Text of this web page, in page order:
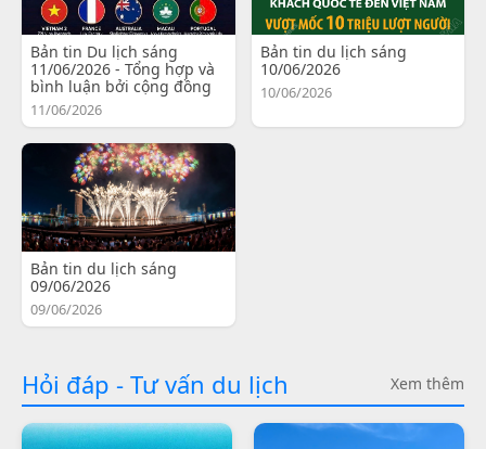
Bản tin Du lịch sáng
11/06/2026 - Tổng hợp và
bình luận bởi cộng đồng
11/06/2026
Bản tin du lịch sáng
10/06/2026
10/06/2026
Bản tin du lịch sáng
09/06/2026
09/06/2026
Hỏi đáp - Tư vấn du lịch Xem thêm